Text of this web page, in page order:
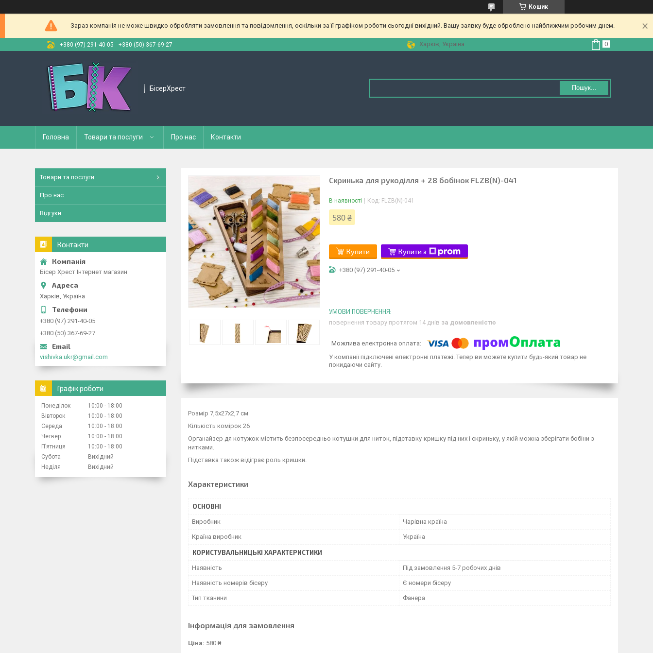
Кошик
Зараз компанія не може швидко обробляти замовлення та повідомлення, оскільки за її графіком роботи сьогодні вихідний. Вашу заявку буде оброблено найближчим робочим днем.
+380 (97) 291-40-05 +380 (50) 367-69-27 Харків, Україна
БісерХрест Пошук...
Головна Товари та послуги Про нас Контакти
Скринька для рукоділля + 28 бобінок FLZB(N)-041
В наявності Код: FLZB(N)-041
580 ₴
Купити Купити з
+380 (97) 291-40-05
повернення товару протягом 14 днів за домовленістю
У компанії підключені електронні платежі. Тепер ви можете купити будь-який товар не
покидаючи сайту.
Розмір 7,5х27х2,7 см
Кількість комірок 26
Органайзер дя котужок містить безпосередньо котушки для ниток, підставку-кришку під них і скриньку, у якій можна зберігати бобіни з
нитками.
Підставка також відіграє роль кришки.
Характеристики
ОСНОВНІ
Виробник Чарівна країна
Країна виробник Україна
КОРИСТУВАЛЬНИЦЬКІ ХАРАКТЕРИСТИКИ
Наявність Під замовлення 5-7 робочих днів
Наявність номерів бісеру Є номери бісеру
Тип тканини Фанера
Інформація для замовлення
Ціна: 580 ₴
Товари та послуги
Про нас
Відгуки
Контакти
Бісер Хрест Інтернет магазин
Харків, Україна
+380 (97) 291-40-05
+380 (50) 367-69-27
vishivka.ukr@gmail.com
Графік роботи
Понеділок 10:00
18:00
Вівторок
10:00
18:00
Середа
10:00
18:00
Четвер
10:00
18:00
Пʼятниця
10:00
18:00
Субота
Вихідний
Неділя
Вихідний